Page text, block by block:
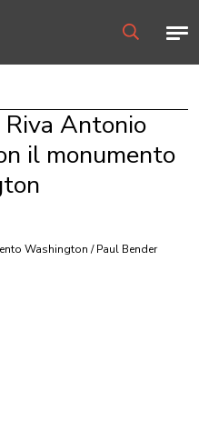
Antonio
il monumento
Washington / Paul Bender